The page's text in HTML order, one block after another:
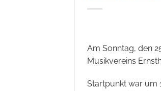
Am Sonntag, den
Musikvereins
Startpunkt war um